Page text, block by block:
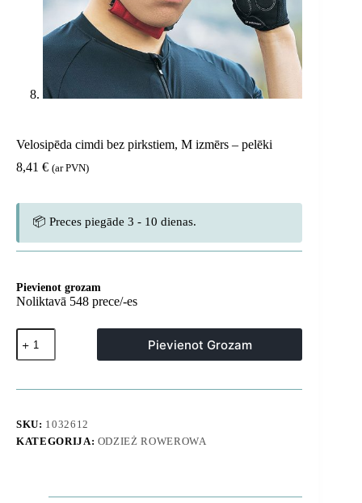
Velosipēda cimdi bez pirkstiem, M izmērs – pelēki
8,41 € (ar PVN)
📦 Preces piegāde 3 - 10 dienas.
Pievienot grozam
Noliktavā 548 prece/-es
Velosipēda
cimdi
bez
M
pelēki
daudzums
Pievienot Grozam
SKU: 1032612
KATEGORIJA: ODZIEŻ ROWEROWA